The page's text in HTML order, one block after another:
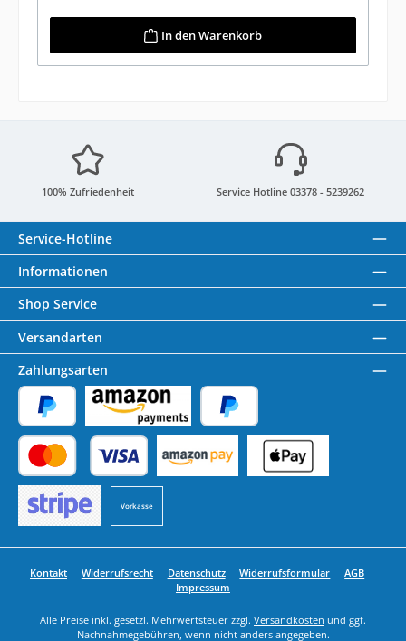
In den Warenkorb
100% Zufriedenheit Service Hotline 03378 - 5239262
Service-Hotline
Informationen
Shop Service
Versandarten
Zahlungsarten
PayPal Amazon Pay Später Bezahlen
Kredit- oder Debitkarte
Vorkasse
Benutzerdefiniertes Bild 1
Kontakt Widerrufsrecht Datenschutz Widerrufsformular
AGB
Impressum
Alle Preise inkl. gesetzl. Mehrwertsteuer zzgl. Versandkosten und ggf.
Nachnahmegebühren, wenn nicht anders angegeben.